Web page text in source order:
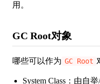
用。
GC Root对象
哪些可以作为 GC Root
System Class：由自